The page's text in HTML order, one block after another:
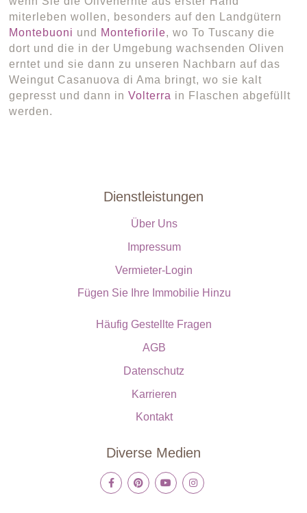
miterleben wollen, besonders auf den Landgütern
Montebuoni und Montefiorile, wo To Tuscany die
dort und die in der Umgebung wachsenden Oliven
erntet und sie dann zu unseren Nachbarn auf das
Weingut Casanuova di Ama bringt, wo sie kalt
gepresst und dann inVolterra in Flaschen abgefüllt
werden.
Dienstleistungen
Über Uns
Impressum
Vermieter-Login
Fügen Sie Ihre Immobilie Hinzu
Häufig Gestellte Fragen
AGB
Datenschutz
Karrieren
Kontakt
Diverse Medien